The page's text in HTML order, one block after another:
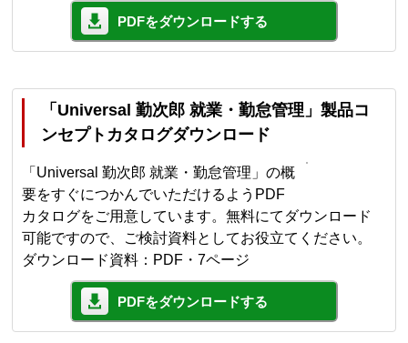
PDFをダウンロードする
「Universal 勤次郎 就業・勤怠管理」製品コ
ンセプトカタログダウンロード
「Universal 勤次郎 就業・勤怠管理」の概
要をすぐにつかんでいただけるようPDF
カタログをご用意しています。無料にてダウンロード
可能ですので、ご検討資料としてお役立てください。
ダウンロード資料：PDF・7ページ
PDFをダウンロードする